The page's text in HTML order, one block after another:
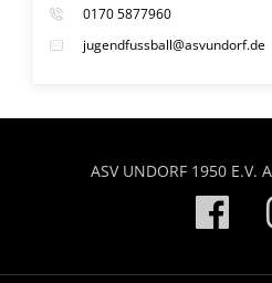
0170 5877960
jugendfussball@asvundorf.de
ASV UNDORF 1950 E.V.